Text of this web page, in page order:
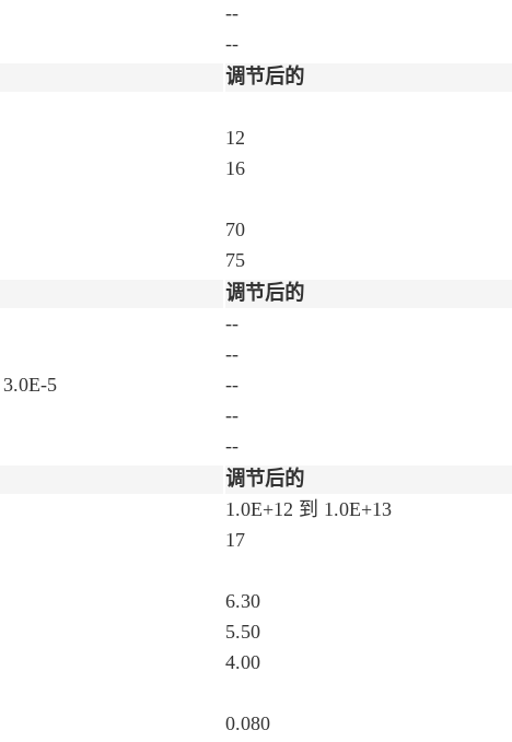
--
--
调节后的
12
16
70
75
调节后的
--
--
5 --
--
--
调节后的
1.0E+12 到 1.0E+13
17
6.30
5.50
4.00
0.080